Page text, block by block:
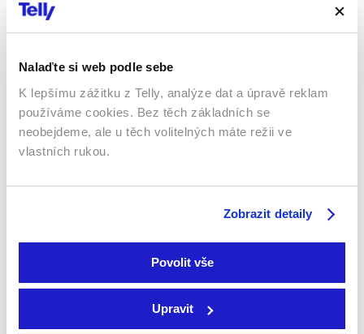
Nalaďte si web podle sebe
K lepšímu zážitku z Telly, analýze dat a úpravě reklam
používáme cookies. Bez těch základních se
neobejdeme, ale u těch volitelných máte režii ve
vlastních rukou.
Zobrazit detaily
Povolit vše
Upravit
Filmy / Drama
Filmy / Drama